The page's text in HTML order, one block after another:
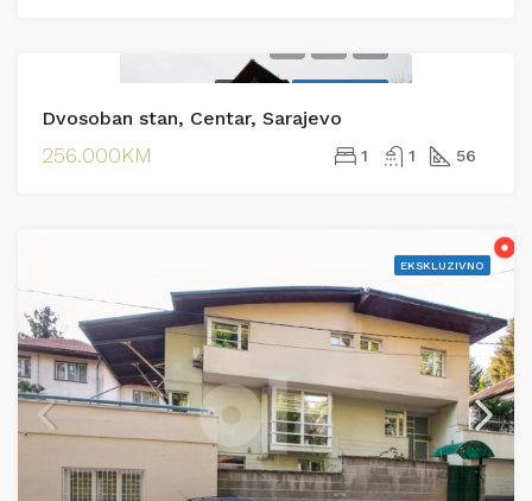
Dvosoban stan, Centar, Sarajevo
256.000KM 1 1 56
EKSKLUZIVNO